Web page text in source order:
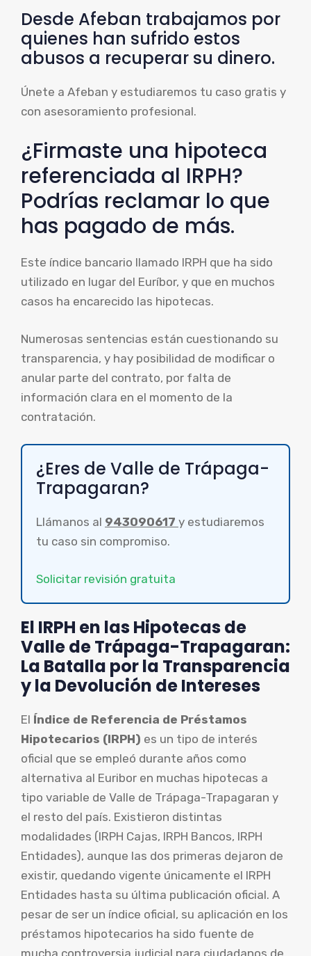
Desde Afeban trabajamos por
quienes han sufrido estos
abusos a recuperar su dinero.
Únete a Afeban y estudiaremos tu caso gratis y
con asesoramiento profesional.
¿Firmaste una hipoteca
referenciada al IRPH?
Podrías reclamar lo que
has pagado de más.
Este índice bancario llamado IRPH que ha sido
utilizado en lugar del Euríbor, y que en muchos
casos ha encarecido las hipotecas.
Numerosas sentencias están cuestionando su
transparencia, y hay posibilidad de modificar o
anular parte del contrato, por falta de
información clara en el momento de la
contratación.
¿Eres de Valle de Trápaga-
Trapagaran?
Llámanos al 943090617 y estudiaremos
tu caso sin compromiso.
Solicitar revisión gratuita
El IRPH en las Hipotecas de
Valle de Trápaga-Trapagaran:
La Batalla por la Transparencia
y la Devolución de Intereses
El Índice de Referencia de Préstamos
Hipotecarios (IRPH) es un tipo de interés
oficial que se empleó durante años como
alternativa al Euribor en muchas hipotecas a
tipo variable de Valle de Trápaga-Trapagaran y
el resto del país. Existieron distintas
modalidades (IRPH Cajas, IRPH Bancos, IRPH
Entidades), aunque las dos primeras dejaron de
existir, quedando vigente únicamente el IRPH
Entidades hasta su última publicación oficial. A
pesar de ser un índice oficial, su aplicación en los
préstamos hipotecarios ha sido fuente de
mucha controversia judicial para ciudadanos de